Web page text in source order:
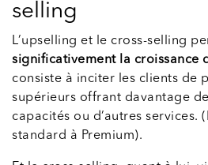
selling
L’upselling et le cross-selling
significativement la croissance
consiste à inciter les clients de
supérieurs offrant davantage
capacités ou d’autres services.
standard à Premium).